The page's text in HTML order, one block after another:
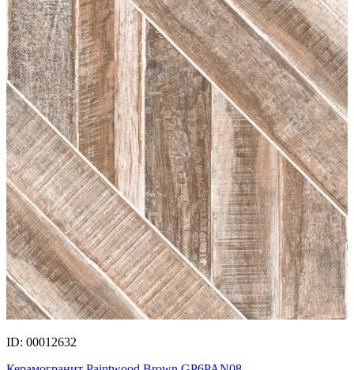
ID: 00012632